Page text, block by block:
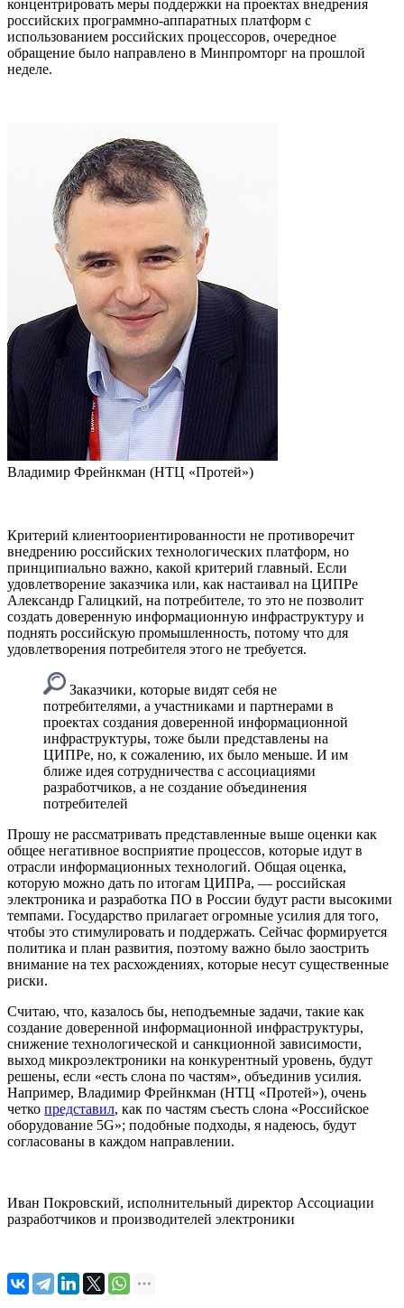
концентрировать меры поддержки на проектах внедрения
российских программно-аппаратных платформ с
использованием российских процессоров, очередное
обращение было направлено в Минпромторг на прошлой
неделе.
Владимир Фрейнкман (НТЦ «Протей»)
Критерий клиентоориентированности не противоречит
внедрению российских технологических платформ, но
принципиально важно, какой критерий главный. Если
удовлетворение заказчика или, как настаивал на ЦИПРе
Александр Галицкий, на потребителе, то это не позволит
создать доверенную информационную инфраструктуру и
поднять российскую промышленность, потому что для
удовлетворения потребителя этого не требуется.
Заказчики, которые видят себя не
потребителями, а участниками и партнерами в
проектах создания доверенной информационной
инфраструктуры, тоже были представлены на
ЦИПРе, но, к сожалению, их было меньше. И им
ближе идея сотрудничества с ассоциациями
разработчиков, а не создание объединения
потребителей
Прошу не рассматривать представленные выше оценки как
общее негативное восприятие процессов, которые идут в
отрасли информационных технологий. Общая оценка,
которую можно дать по итогам ЦИПРа, — российская
электроника и разработка ПО в России будут расти высокими
темпами. Государство прилагает огромные усилия для того,
чтобы это стимулировать и поддержать. Сейчас формируется
политика и план развития, поэтому важно было заострить
внимание на тех расхождениях, которые несут существенные
риски.
Считаю, что, казалось бы, неподъемные задачи, такие как
создание доверенной информационной инфраструктуры,
снижение технологической и санкционной зависимости,
выход микроэлектроники на конкурентный уровень, будут
решены, если «есть слона по частям», объединив усилия.
Например, Владимир Фрейнкман (НТЦ «Протей»), очень
четко представил, как по частям съесть слона «Российское
оборудование 5G»; подобные подходы, я надеюсь, будут
согласованы в каждом направлении.
Иван Покровский, исполнительный директор Ассоциации
разработчиков и производителей электроники